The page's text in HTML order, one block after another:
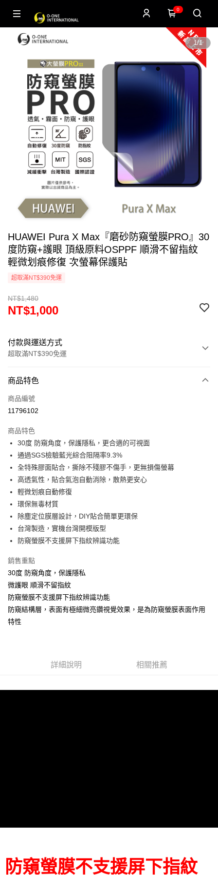
0
1/1
HUAWEI Pura X Max『磨砂防窺螢膜PRO』30
度防窺+護眼 頂級原料OSPPF 順滑不留指紋
輕微划痕修復 次螢幕保護貼
超取滿NT$390免運
NT$1,480
NT$1,000
付款與運送方式
超取滿NT$390免運
信用卡一次付款
超商取貨付款
Apple Pay
街口支付
悠遊付
全盈+PAY
運送方式
7-11取貨付款
宅配
每筆NT$55，滿NT$390(含以上)免運費
商品特色
商品編號
11796102
商品特色
30度 防窺角度，保護隱私，更合適的可視面
通過SGS檢驗藍光綜合阻隔率9.3%
全特殊膠面貼合，撕除不殘膠不傷手，更無損傷螢幕
高透氣性，貼合氣泡自動消除，散熱更安心
輕微划痕自動修復
環保無毒材質
除塵定位膜層設計，DIY貼合簡單更環保
台灣製造，實機台灣開模版型
防窺螢膜不支援屏下指紋辨識功能
銷售重點
30度 防窺角度，保護隱私
微護眼 順滑不留指紋
防窺螢膜不支援屏下指紋辨識功能
防窺結構層，表面有極細微亮鑽視覺效果，是為防窺螢膜表面作用
特性
詳細說明 相關推薦
防窺螢膜不支援屏下指紋